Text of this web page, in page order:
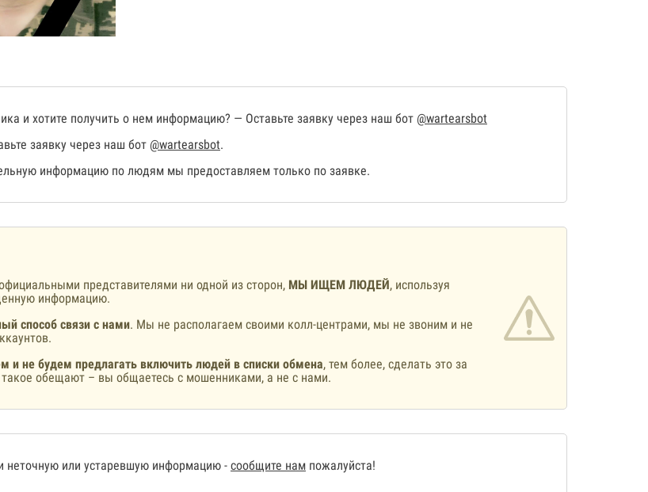
и хотите получить о нем информацию? — Оставьте заявку через наш бот @wartearsbot
заявку через наш бот @wartearsbot.
информацию по людям мы предоставляем только по заявке.
представителями ни одной из сторон, МЫ ИЩЕМ ЛЮДЕЙ, используя
информацию.
способ связи с нами. Мы не располагаем своими колл-центрами, мы не звоним и не
и не будем предлагать включить людей в списки обмена, тем более, сделать это за
обещают – вы общаетесь с мошенниками, а не с нами.
неточную или устаревшую информацию - сообщите нам пожалуйста!